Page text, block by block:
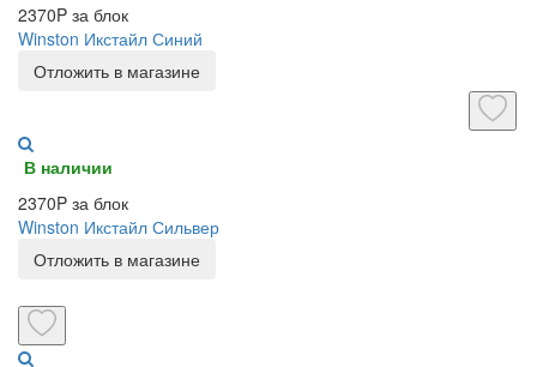
2370P за блок
Winston Икстайл Синий
Отложить в магазине
В наличии
2370P за блок
Winston Икстайл Сильвер
Отложить в магазине